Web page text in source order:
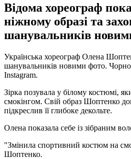
Відома хореограф
ніжному образі та
шанувальників
Українська хореограф Олена
шанувальників новими фото. Чорно-
Instagram.
Зірка позувала у білому костюмі,
смокінгом. Свій образ Шоптенко
підкреслив її глибоке декольте.
Олена показала себе із зібраним
"Змінила спортивний костюм на
Шоптенко.